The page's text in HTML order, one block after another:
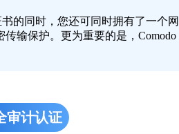
书的同时，您还可同时拥有了一
传输保护。更为重要的是，
审计认证